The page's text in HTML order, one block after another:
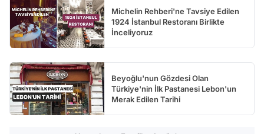
Michelin Rehberi'ne Tavsiye Edilen
1924 İstanbul Restoranı Birlikte
İnceliyoruz
Beyoğlu'nun Gözdesi Olan
Türkiye'nin İlk Pastanesi Lebon'un
Merak Edilen Tarihi